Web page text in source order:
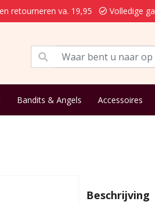
retourneren va. 19,95 Volledige
Bandits & Angels Accessoires
Beschrijving